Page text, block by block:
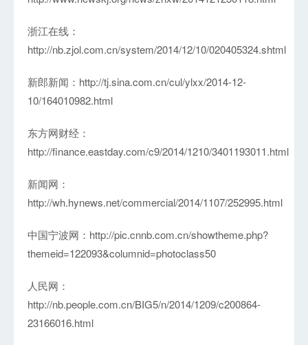
浙江在线：
http://nb.zjol.com.cn/system/2014/12/10/020405324.shtml
新郎新闻： http://tj.sina.com.cn/cul/ylxx/2014-12-
10/164010982.html
东方网财经：
http://finance.eastday.com/c9/2014/1210/3401193011.html
新闻网：
http://wh.hynews.net/commercial/2014/1107/252995.html
中国宁波网： http://pic.cnnb.com.cn/showtheme.php?
themeid=122093&columnid=photoclass50
人民网：
http://nb.people.com.cn/BIG5/n/2014/1209/c200864-
23166016.html